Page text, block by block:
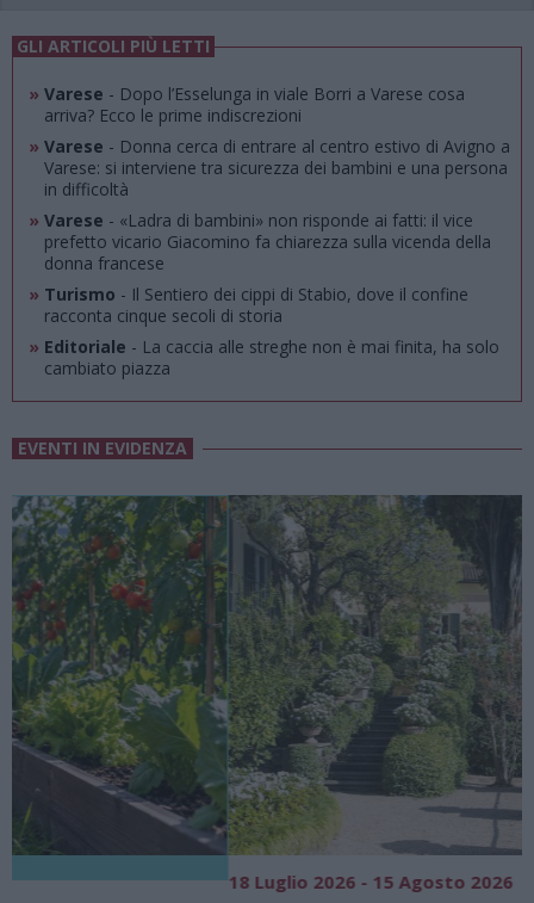
GLI ARTICOLI PIÙ LETTI
» Varese - Dopo l’Esselunga in viale Borri a Varese cosa
arriva? Ecco le prime indiscrezioni
» Varese - Donna cerca di entrare al centro estivo di Avigno a
Varese: si interviene tra sicurezza dei bambini e una persona
in difficoltà
» Varese - «Ladra di bambini» non risponde ai fatti: il vice
prefetto vicario Giacomino fa chiarezza sulla vicenda della
donna francese
» Turismo - Il Sentiero dei cippi di Stabio, dove il confine
racconta cinque secoli di storia
» Editoriale - La caccia alle streghe non è mai finita, ha solo
cambiato piazza
EVENTI IN EVIDENZA
18 Luglio 2026 - 15 Agosto 2026